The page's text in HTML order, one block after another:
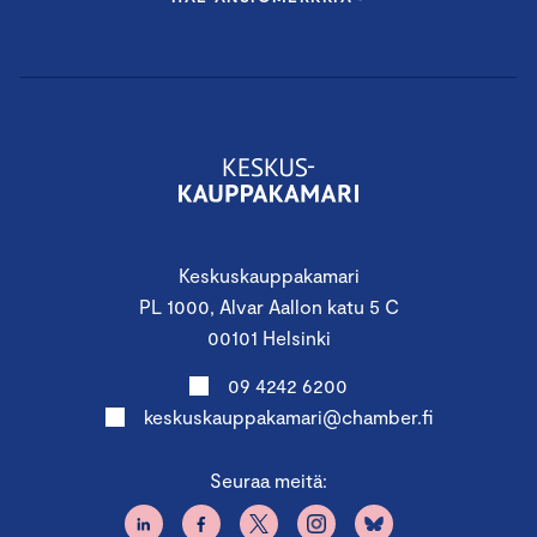
Keskuskauppakamari
PL 1000, Alvar Aallon katu 5 C
00101 Helsinki
09 4242 6200
keskuskauppakamari@chamber.fi
Seuraa meitä: